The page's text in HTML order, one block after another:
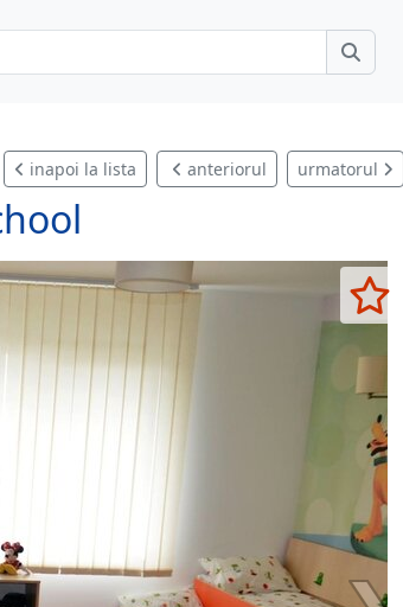
inapoi la lista anteriorul urmatorul